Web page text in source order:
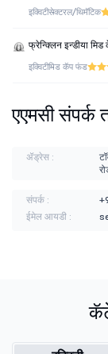
इक्विटीसेक्टरल/थिमॅटिक
फ्रेन्क्लिन इन्डीया
इक्विटीमिड कॅप फंड
एएमसी संपर्क
ॲड्रेस :
संपर्क :
ईमेल आयडी :